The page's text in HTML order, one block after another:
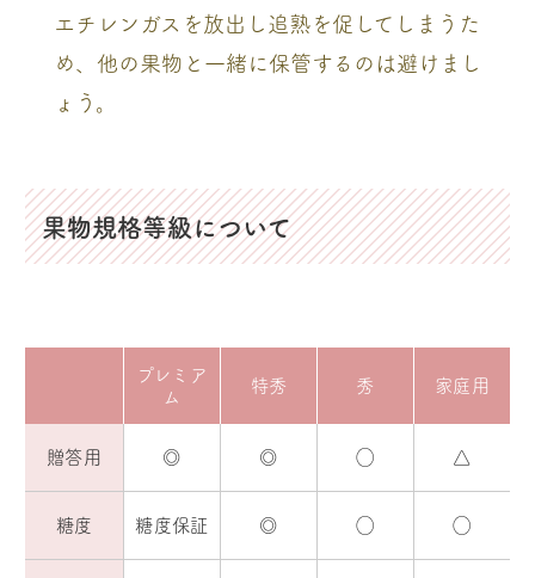
エチレンガスを放出し追熟を促してしまうた
め、他の果物と一緒に保管するのは避けまし
ょう。
果物規格等級について
プレミア
ム
特秀 秀 家庭用
贈答用 ◎ ◎ ◯ △
糖度 糖度保証 ◎ ◯ ◯